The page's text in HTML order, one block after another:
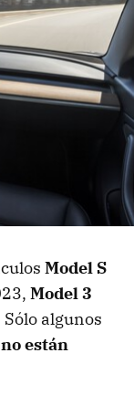
Model S
Model 3
algunos
no están